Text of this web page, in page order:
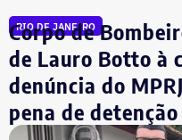
RIO DE JANEIRO
Corpo de
de Lauro Botto à
denúncia do
pena de detenção